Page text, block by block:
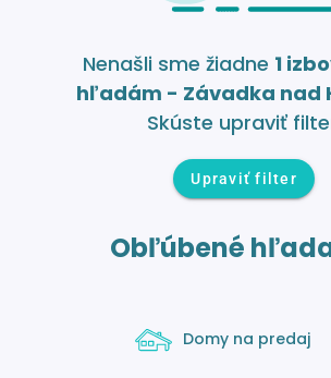
Nenašli sme žiadne 1
hľadám - Závadka nad
Skúste upraviť
Upraviť filter
Obľúbené
Domy na predaj